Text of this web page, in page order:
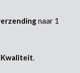
naar 1
Kwaliteit.